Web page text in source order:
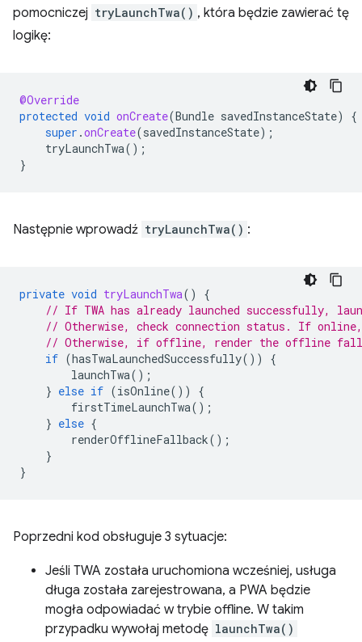
pomocniczej tryLaunchTwa() , która będzie zawierać tę
logikę:
@Override
protected void onCreate(Bundle savedInstanceState)
{
super .onCreate(savedInstanceState);
tryLaunchTwa();
}
Następnie wprowadź tryLaunchTwa() :
private void tryLaunchTwa()
{
// If TWA has already launched successfully,
// Otherwise, check connection status. If
// Otherwise, if offline, render the offline
if (hasTwaLaunchedSuccessfully())
{
launchTwa();
} else if (isOnline())
{
firstTimeLaunchTwa();
} else {
renderOfflineFallback();
}
}
Poprzedni kod obsługuje 3 sytuacje:
Jeśli TWA została uruchomiona wcześniej, usługa
długa została zarejestrowana, a PWA będzie
mogła odpowiadać w trybie offline. W takim
przypadku wywołaj metodę launchTwa()